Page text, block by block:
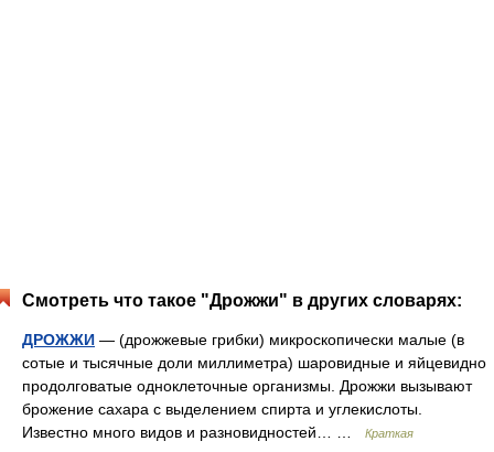
Смотреть что такое "Дрожжи" в других словарях:
ДРОЖЖИ — (дрожжевые грибки) микроскопически малые (в
сотые и тысячные доли миллиметра) шаровидные и яйцевидно
продолговатые одноклеточные организмы. Дрожжи вызывают
брожение сахара с выделением спирта и углекислоты.
Известно много видов и разновидностей… …
Краткая